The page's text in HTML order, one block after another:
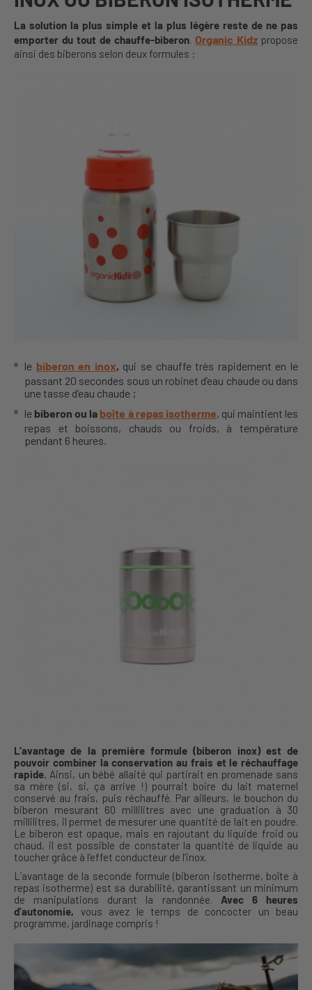
La solution la plus simple et la plus légère reste de ne pas
emporter du tout de chauffe-biberon. Organic Kidz propose
ainsi des biberons selon deux formules :
le biberon en inox, qui se chauffe très rapidement en le
passant 20 secondes sous un robinet d’eau chaude ou dans
une tasse d’eau chaude ;
le biberon ou la boîte à repas isotherme, qui maintient les
repas et boissons, chauds ou froids, à température
pendant 6 heures.
L’avantage de la première formule (biberon inox) est de
pouvoir combiner la conservation au frais et le réchauffage
rapide. Ainsi, un bébé allaité qui partirait en promenade sans
sa mère (si, si, ça arrive !) pourrait boire du lait maternel
conservé au frais, puis réchauffé. Par ailleurs, le bouchon du
biberon mesurant 60 millilitres avec une graduation à 30
millilitres, il permet de mesurer une quantité de lait en poudre.
Le biberon est opaque, mais en rajoutant du liquide froid ou
chaud, il est possible de constater la quantité de liquide au
toucher grâce à l’effet conducteur de l’inox.
L’avantage de la seconde formule (biberon isotherme, boîte à
repas isotherme) est sa durabilité, garantissant un minimum
de manipulations durant la randonnée. Avec 6 heures
d’autonomie, vous avez le temps de concocter un beau
programme, jardinage compris !